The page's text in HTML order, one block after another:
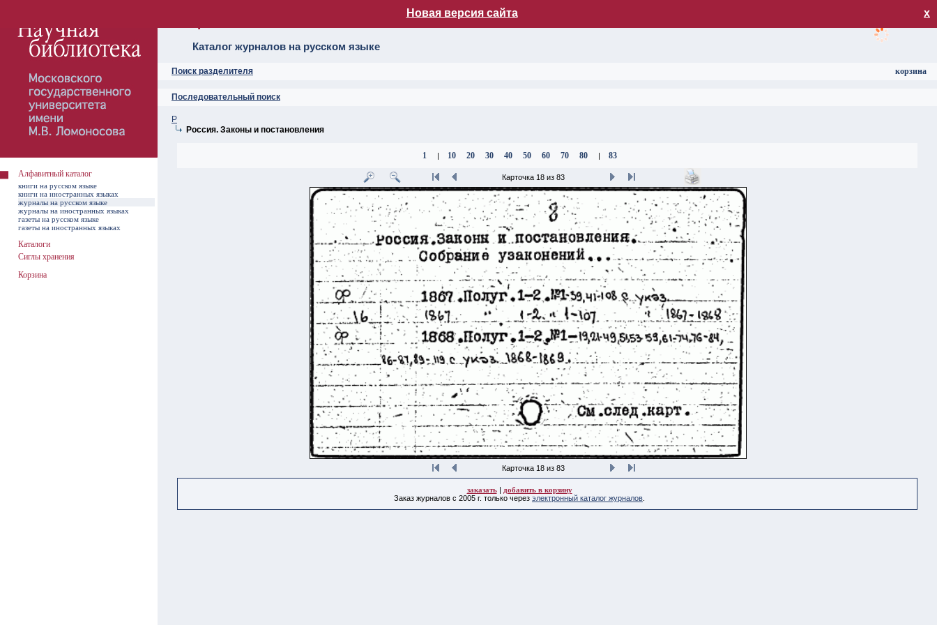
Новая версия сайта х
Каталог журналов на русском языке
Поиск разделителя
Последовательный поиск
корзина
Р
Россия. Законы и постановления
1 | 10 20 30 40 50 60 70 80 | 83
Карточка 18 из 83
Карточка 18 из 83
заказать| добавить в корзину
Заказ журналов с 2005 г. только через электронный каталог журналов
Алфавитный каталог
книги на русском языке
книги на иностранных языках
журналы на русском языке
журналы на иностранных языках
газеты на русском языке
газеты на иностранных языках
Каталоги
Сиглы хранения
Корзина